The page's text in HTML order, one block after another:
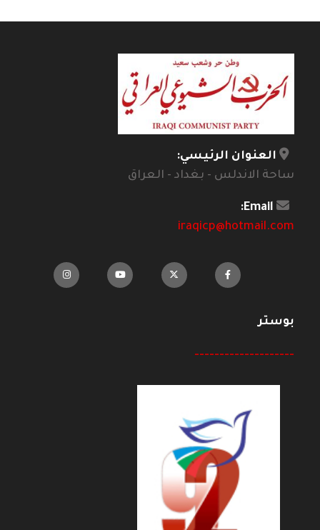
العنوان الرئيسي:
ساحة الاندلس - بغداد - العراق
Email:
iraqicp@hotmail.com
بوستر
--------------------